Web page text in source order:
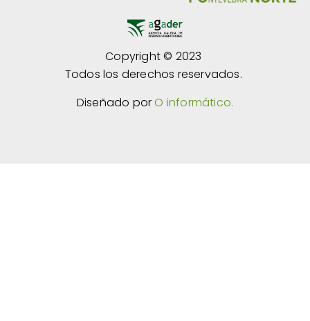
Copyright © 2023
Todos los derechos reservados.
Diseñado porO informático.